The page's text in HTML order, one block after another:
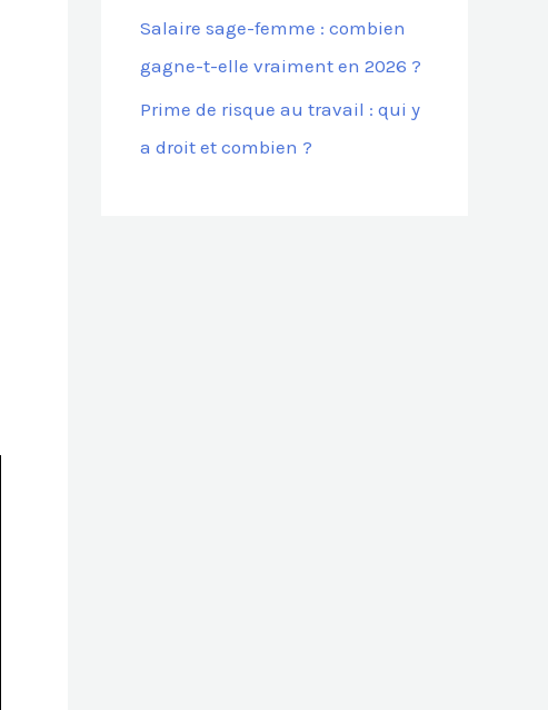
Salaire sage-femme : combien
gagne-t-elle vraiment en 2026 ?
Prime de risque au travail : qui y
a droit et combien ?